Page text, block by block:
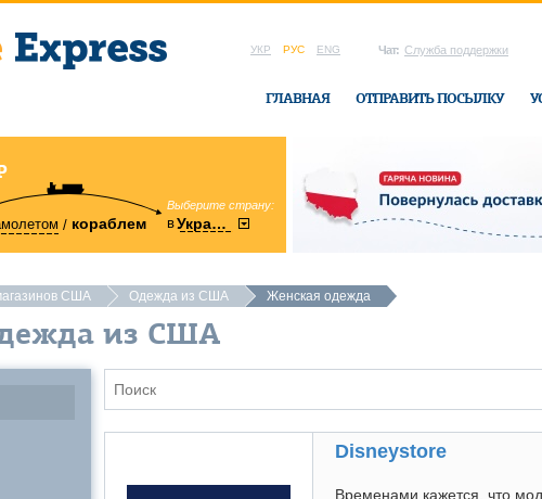
УКР РУС ENG Чат: Служба поддержки
ГЛАВНАЯ ОТПРАВИТЬ ПОСЫЛКУ
кораблем
Выберите страну:
вУкраину
область:
Винницкая в
США Одежда из США Женская одежда
из США
Disneystore
Временами кажется, что